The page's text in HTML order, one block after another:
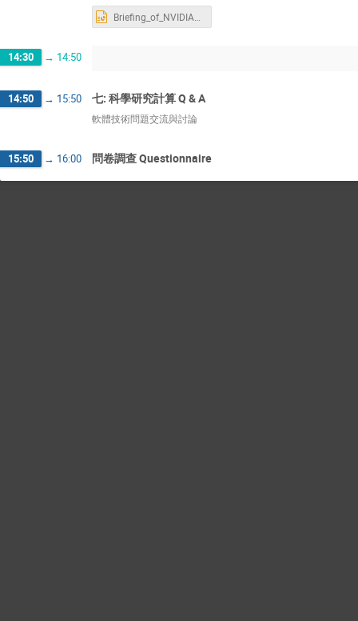
14:30 → 14:50
14:50 → 15:50 七: 科學研究計算 Q & A
軟體技術問題交流與討論
15:50 → 16:00 問卷調查 Questionnaire